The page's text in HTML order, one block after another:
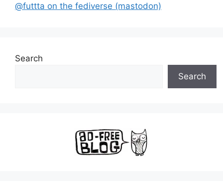
@futtta on the fediverse (mastodon)
Search
Search